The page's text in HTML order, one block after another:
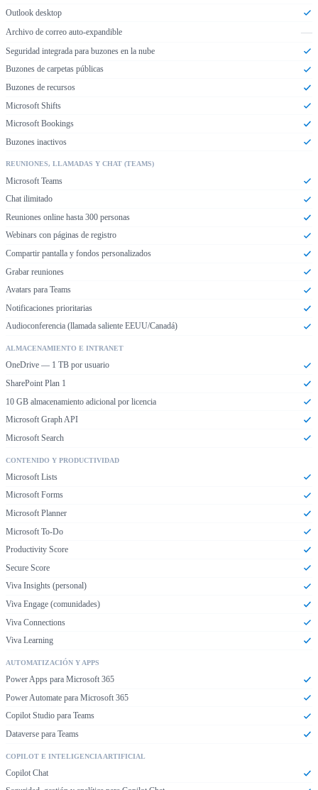
Outlook desktop
Archivo de correo auto-expandible
—
Seguridad integrada para buzones en la nube
Buzones de carpetas públicas
Buzones de recursos
Microsoft Shifts
Microsoft Bookings
Buzones inactivos
REUNIONES, LLAMADAS Y CHAT (TEAMS)
Microsoft Teams
Chat ilimitado
Reuniones online hasta 300 personas
Webinars con páginas de registro
Compartir pantalla y fondos personalizados
Grabar reuniones
Avatars para Teams
Notificaciones prioritarias
Audioconferencia (llamada saliente EEUU/Canadá)
ALMACENAMIENTO E INTRANET
OneDrive — 1 TB por usuario
SharePoint Plan 1
10 GB almacenamiento adicional por licencia
Microsoft Graph API
Microsoft Search
CONTENIDO Y PRODUCTIVIDAD
Microsoft Lists
Microsoft Forms
Microsoft Planner
Microsoft To-Do
Productivity Score
Secure Score
Viva Insights (personal)
Viva Engage (comunidades)
Viva Connections
Viva Learning
AUTOMATIZACIÓN Y APPS
Power Apps para Microsoft 365
Power Automate para Microsoft 365
Copilot Studio para Teams
Dataverse para Teams
COPILOT E INTELIGENCIA ARTIFICIAL
Copilot Chat